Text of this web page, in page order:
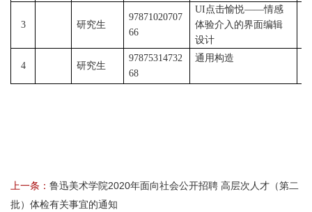
3 研究生
97871020707
66
UI点击愉悦——情感
体验介入的界面编辑
设计
4 研究生
97875314732
68
通用构造
上一条： 鲁迅美术学院2020年面向社会公开招聘 高层次人才（第二
批）体检有关事宜的通知